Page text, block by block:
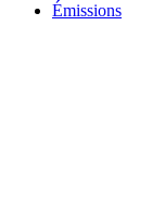
Émissions